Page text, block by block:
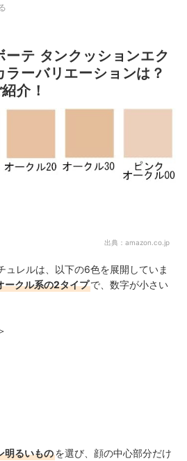
ーテ タンクッションエク
ラーバリエーションは？
介！
出典： amazon.co.jp
ュレルは、以下の6色を展開していま
ークル系の2タイプで、数字が小さい
明るいものを選び、顔の中心部分だけ